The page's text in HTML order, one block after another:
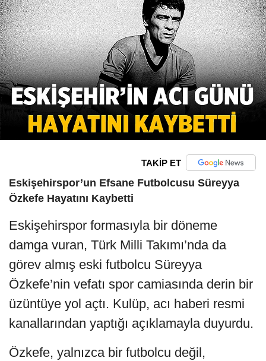
TAKİP ET
Eskişehirspor’un Efsane Futbolcusu Süreyya
Özkefe Hayatını Kaybetti
Eskişehirspor formasıyla bir döneme
damga vuran, Türk Milli Takımı’nda da
görev almış eski futbolcu Süreyya
Özkefe’nin vefatı spor camiasında derin bir
üzüntüye yol açtı. Kulüp, acı haberi resmi
kanallarından yaptığı açıklamayla duyurdu.
Özkefe, yalnızca bir futbolcu değil,